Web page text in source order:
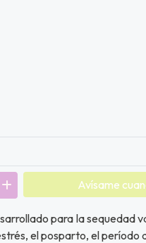
Avísame
para la sequedad
el posparto, el período